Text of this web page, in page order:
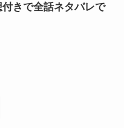
きで全話ネタバレで